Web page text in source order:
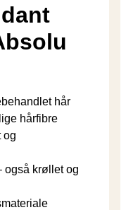
hår
hårfibre
og
også krøllet og